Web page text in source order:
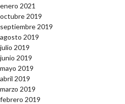
enero 2021
octubre 2019
septiembre 2019
agosto 2019
julio 2019
junio 2019
mayo 2019
abril 2019
marzo 2019
febrero 2019